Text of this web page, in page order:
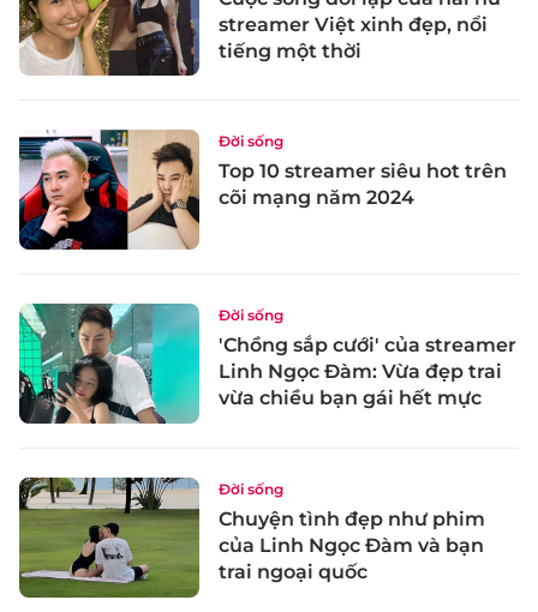
streamer Việt xinh đẹp, nổi
tiếng một thời
Đời sống
Top 10 streamer siêu hot trên
cõi mạng năm 2024
Đời sống
'Chồng sắp cưới' của streamer
Linh Ngọc Đàm: Vừa đẹp trai
vừa chiều bạn gái hết mực
Đời sống
Chuyện tình đẹp như phim
của Linh Ngọc Đàm và bạn
trai ngoại quốc